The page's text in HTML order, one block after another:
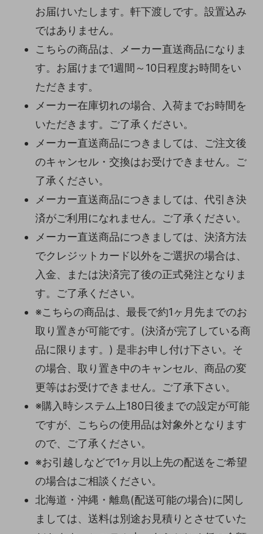
お届けいたします。軒下渡しです。設置込み
ではありません。
こちらの商品は、メーカー直送商品になりま
す。お届けまで1週間～10日程度お時間をい
ただきます。
メーカー在庫切れの場合、入荷までお時間を
いただきます。ご了承ください。
メーカー直送商品につきましては、ご注文後
のキャンセル・交換はお受けできません。ご
了承ください。
メーカー直送商品につきましては、代引き決
済がご利用になれません。ご了承ください。
メーカー直送商品につきましては、決済方法
でクレジットカード以外をご選択の場合は、
入金、または決済完了後の正式発注となりま
す。ご了承ください。
※こちらの商品は、最長で約1ヶ月先までのお
取り置きが可能です。(決済が完了している商
品に限ります。) 是非お申し付け下さい。そ
の場合、取り置き中のキャンセル、商品の変
更等はお受けできません。ご了承下さい。
※購入時システム上180日後までの設定が可能
ですが、こちらの使用品は対象外となります
ので、ご了承ください。
※お引越しなどで1ヶ月以上先の配送をご希望
の場合はご相談ください。
北海道・沖縄・離島(配送可能の場合)に関し
ましては、送料は別途お見積りとさせていた